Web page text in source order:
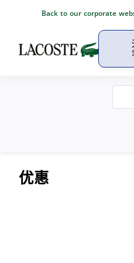
Back to our corporate
优惠